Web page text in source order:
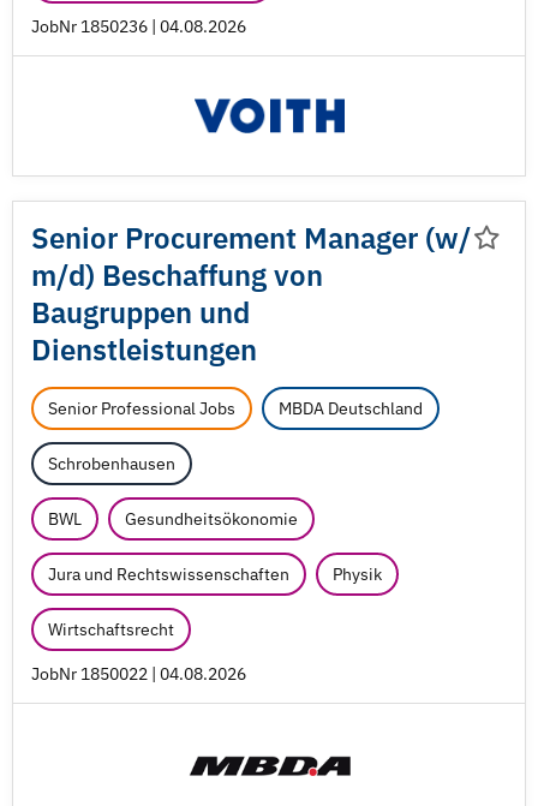
JobNr 1850236 | 04.08.2026
Senior Procurement Manager (w/
m/d) Beschaffung von
Baugruppen und
Dienstleistungen
Senior Professional Jobs MBDA Deutschland
Schrobenhausen
BWL Gesundheitsökonomie
Jura und Rechtswissenschaften Physik
Wirtschaftsrecht
JobNr 1850022 | 04.08.2026